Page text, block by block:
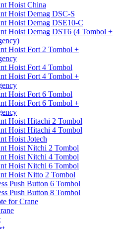
Hoist China
Hoist Demag DSC-S
Hoist Demag DSE10-C
Hoist Demag DST6 (4 Tombol +
Hoist Fort 2 Tombol +
Hoist Fort 4 Tombol
Hoist Fort 4 Tombol +
Hoist Fort 6 Tombol
Hoist Fort 6 Tombol +
Hoist Hitachi 2 Tombol
Hoist Hitachi 4 Tombol
Hoist Jotech
Hoist Nitchi 2 Tombol
Hoist Nitchi 4 Tombol
Hoist Nitchi 6 Tombol
Hoist Nitto 2 Tombol
Push Button 6 Tombol
Push Button 8 Tombol
for Crane